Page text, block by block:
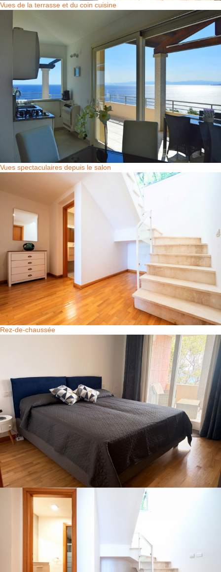
Vues de la terrasse et du coin cuisine
Vues spectaculaires depuis le salon
Rez-de-chaussée